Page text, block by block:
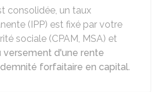
consolidée, un taux
(IPP) est fixé par votre
sociale (CPAM, MSA) et
versement d'une rente
forfaitaire en capital.